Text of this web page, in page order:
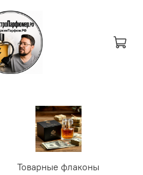
Товарные флаконы